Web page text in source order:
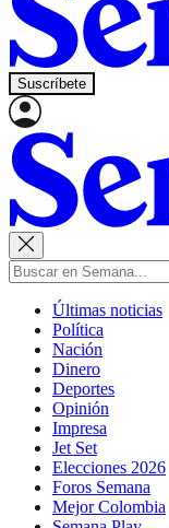
Suscríbete
Últimas noticias
Política
Nación
Dinero
Deportes
Opinión
Impresa
Jet Set
Elecciones 2026
Foros Semana
Mejor Colombia